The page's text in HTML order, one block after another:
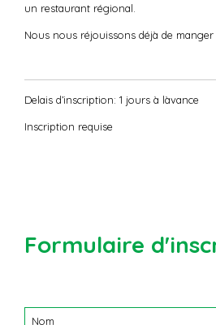
un restaurant régional.
Nous nous réjouissons déjà de manger
Delais d’inscription: 1 jours à làvance
Inscription requise
Formulaire